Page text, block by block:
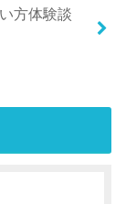
方体験談